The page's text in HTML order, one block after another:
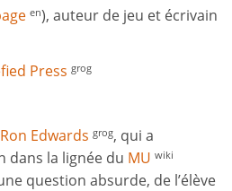
en), auteur de jeu et écrivain
Press grog
Ron Edwards grog, qui a
dans la lignée du MU wiki
question absurde, de l’élève